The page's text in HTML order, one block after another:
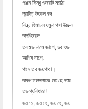
পঞ্জাব সিন্ধু গুজরাট মরাঠা
দ্রাবিড় উৎ‍‌কল বঙ্গ
বিন্ধ্য হিমাচল যমুনা গঙ্গা উচ্ছল
জলধিতরঙ্গ
তব শুভ নামে জাগে, তব শুভ
আশিষ মাগে,
গাহে তব জয়গাথা।
জনগণমঙ্গলদায়ক জয় হে ভার
তভাগ্যবিধাতা!
জয় হে, জয় হে, জয় হে, জয়